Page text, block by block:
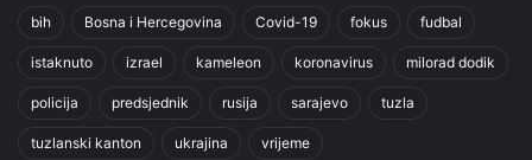
bih Bosna i Hercegovina Covid-19 fokus fudbal
istaknuto izrael kameleon koronavirus milorad dodik
policija predsjednik rusija sarajevo tuzla
tuzlanski kanton ukrajina vrijeme